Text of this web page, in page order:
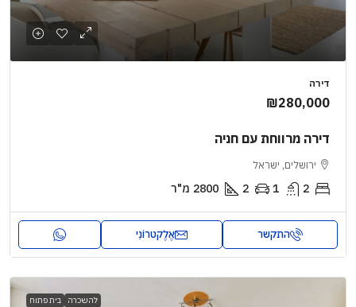
דירה
₪280,000
דירה מרווחת עם חניה
ירושלים, ישראל
2
1
2
2800 מ"ר
התקשר אֶלֶקטרוֹנִי
להשכרה בית פתוח